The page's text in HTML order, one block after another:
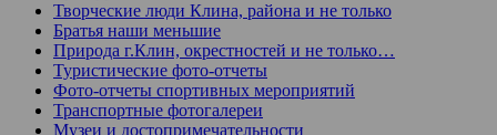
Творческие люди Клина, района и не только
Братья наши меньшие
Природа г.Клин, окрестностей и не только…
Туристические фото-отчеты
Фото-отчеты спортивных мероприятий
Транспортные фотогалереи
Музеи и достопримечательности